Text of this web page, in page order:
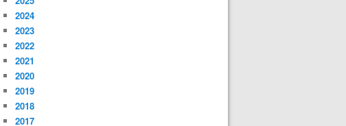
2024
2023
2022
2021
2020
2019
2018
2017